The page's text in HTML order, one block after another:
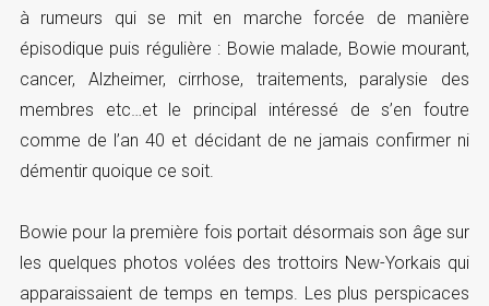
à rumeurs qui se mit en marche forcée de manière
épisodique puis régulière : Bowie malade, Bowie mourant,
cancer, Alzheimer, cirrhose, traitements, paralysie des
membres etc…et le principal intéressé de s’en foutre
comme de l’an 40 et décidant de ne jamais confirmer ni
démentir quoique ce soit.
Bowie pour la première fois portait désormais son âge sur
les quelques photos volées des trottoirs New-Yorkais qui
apparaissaient de temps en temps. Les plus perspicaces